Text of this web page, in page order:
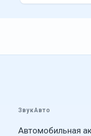
ЗвукАвто
Автомобильная